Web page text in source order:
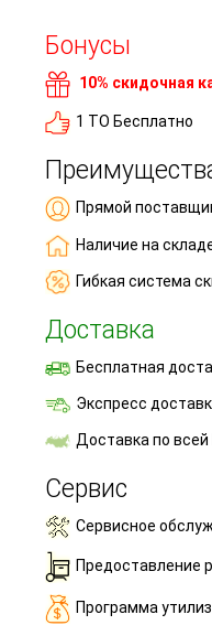
Бонусы
10% скидочная
1 ТО Бесплатно
Прямой
Наличие на
Гибкая система
Доставка
Бесплатная
Экспресс
Доставка по всей
Сервис
Сервисное
Предоставление
Программа